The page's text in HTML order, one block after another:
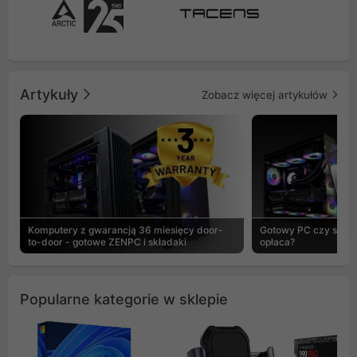
Artykuły Zobacz więcej artykułów
Komputery z gwarancją 36 miesięcy door-
to-door - gotowe ZENPC i składaki
Gotowy PC czy
opłaca?
Popularne kategorie w sklepie